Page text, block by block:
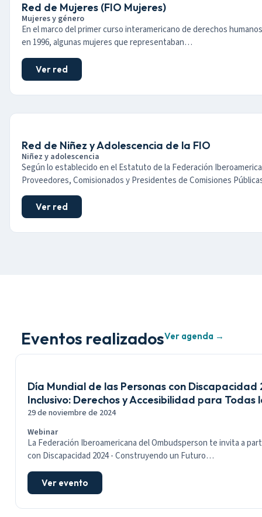
Red de Mujeres (FIO Mujeres)
Mujeres y género
En el marco del primer curso interamericano de derechos
en 1996, algunas mujeres que representaban…
Ver red
Red de Niñez y Adolescencia de la FIO
Niñez y adolescencia
Según lo establecido en el Estatuto de la Federación
Proveedores, Comisionados y Presidentes de Comisiones
Ver red
Eventos realizadosVer agenda →
Día Mundial de las Personas con
Inclusivo: Derechos y Accesibilidad para Todas
29 de noviembre de 2024
Webinar
La Federación Iberoamericana del Ombudsperson te invita a
con Discapacidad 2024 - Construyendo un Futuro…
Ver evento